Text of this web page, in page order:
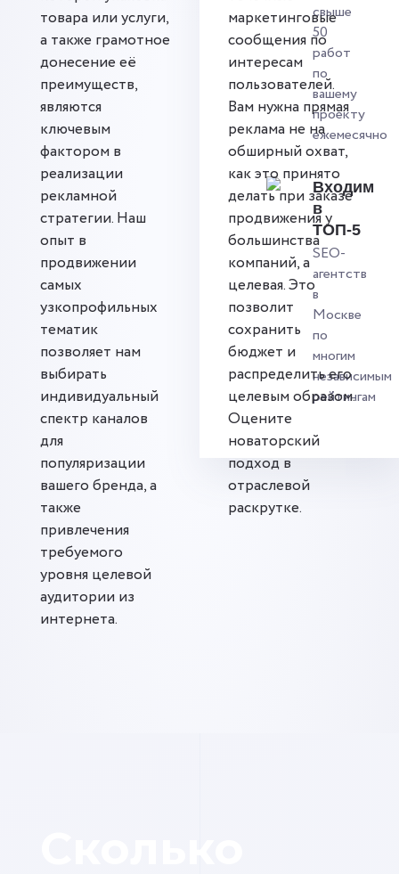
свыше
50
работ
по
вашему
проекту
ежемесячно
Входим
в
ТОП-5
SEO-
агентств
в
Москве
по
многим
независимым
рейтингам
товара или услуги,
а также грамотное
донесение её
преимуществ,
являются
ключевым
фактором в
реализации
рекламной
стратегии. Наш
опыт в
продвижении
самых
узкопрофильных
тематик
позволяет нам
выбирать
индивидуальный
спектр каналов
для
популяризации
вашего бренда, а
также
привлечения
требуемого
уровня целевой
аудитории из
интернета.
маркетинговые
сообщения по
интересам
пользователей.
Вам нужна прямая
реклама не на
обширный охват,
как это принято
делать при заказе
продвижения у
большинства
компаний, а
целевая. Это
позволит
сохранить
бюджет и
распределить его
целевым образом.
Оцените
новаторский
подход в
отраслевой
раскрутке.